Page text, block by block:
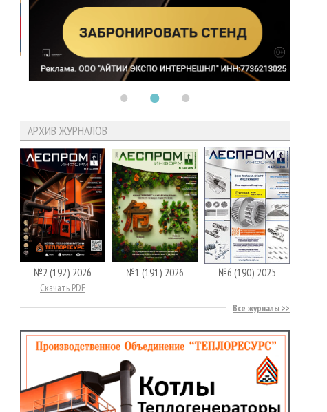
АРХИВ ЖУРНАЛОВ
№2 (192) 2026
Скачать PDF
№1 (191) 2026 №6 (190) 2025
Все журналы